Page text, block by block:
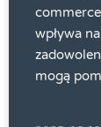
wpływa
mogą